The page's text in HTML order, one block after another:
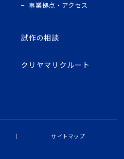
事業拠点・アクセス
試作の相談
クリヤマリクルート
サイトマップ